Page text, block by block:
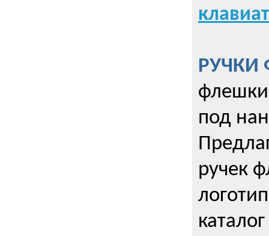
РУЧКИ
флешки
под
ручек